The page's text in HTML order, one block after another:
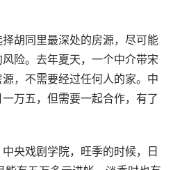
胡同里最深处的房源，尽可能
险。去年夏天，一个中介带宋
，不需要经过任何人的家。中
万五，但需要一起合作，有了
央戏剧学院，旺季的时候，日